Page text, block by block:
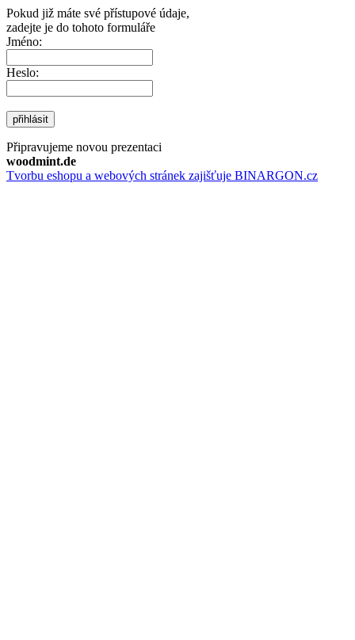
Pokud již máte své přístupové údaje,
zadejte je do tohoto formuláře
Jméno:
Heslo:
přihlásit
Připravujeme novou prezentaci
woodmint.de
Tvorbu eshopu a webových stránek zajišťuje BINARGON.cz